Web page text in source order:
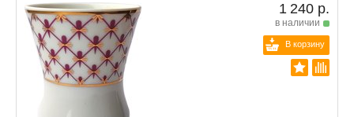
1 240 р.
в наличии
В корзину